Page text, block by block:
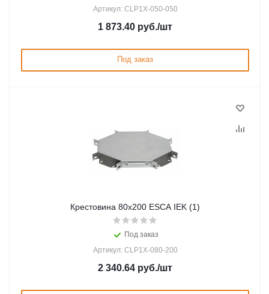
Артикул: CLP1X-050-050
1 873.40 руб./шт
Под заказ
Крестовина 80х200 ESCA IEK (1)
Под заказ
Артикул: CLP1X-080-200
2 340.64 руб./шт